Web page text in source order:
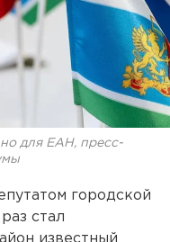
для ЕАН, пресс-
городской
стал
известный